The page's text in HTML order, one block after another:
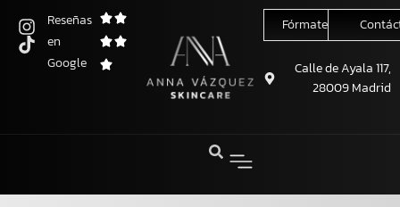
Saltar
Reseñas
en
Google
Fórmate conmigo
Calle de Ayala 117,
28009 Madrid